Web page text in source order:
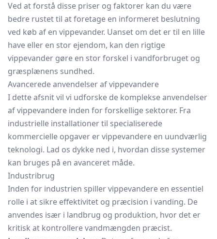
Ved at forstå disse priser og faktorer kan du være
bedre rustet til at foretage en informeret beslutning
ved køb af en vippevander. Uanset om det er til en lille
have eller en stor ejendom, kan den rigtige
vippevander gøre en stor forskel i vandforbruget og
græsplænens sundhed.
Avancerede anvendelser af vippevandere
I dette afsnit vil vi udforske de komplekse anvendelser
af vippevandere inden for forskellige sektorer. Fra
industrielle installationer til specialiserede
kommercielle opgaver er vippevandere en uundværlig
teknologi. Lad os dykke ned i, hvordan disse systemer
kan bruges på en avanceret måde.
Industribrug
Inden for industrien spiller vippevandere en essentiel
rolle i at sikre effektivitet og præcision i vanding. De
anvendes især i landbrug og produktion, hvor det er
kritisk at kontrollere vandmængden præcist.